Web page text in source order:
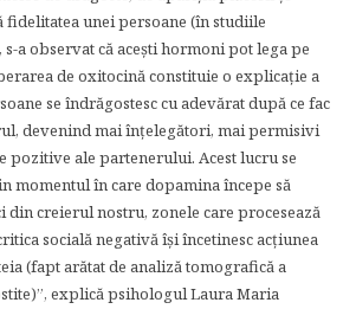
fidelitatea unei persoane (în studiile
s-a observat că acești hormoni pot lega pe
de oxitocină constituie o explicație a
se îndrăgostesc cu adevărat după ce fac
devenind mai înțelegători, mai permisivi
pozitive ale partenerului. Acest lucru se
momentul în care dopamina începe să
din creierul nostru, zonele care procesează
socială negativă își încetinesc acțiunea
(fapt arătat de analiză tomografică a
explică psihologul Laura Maria